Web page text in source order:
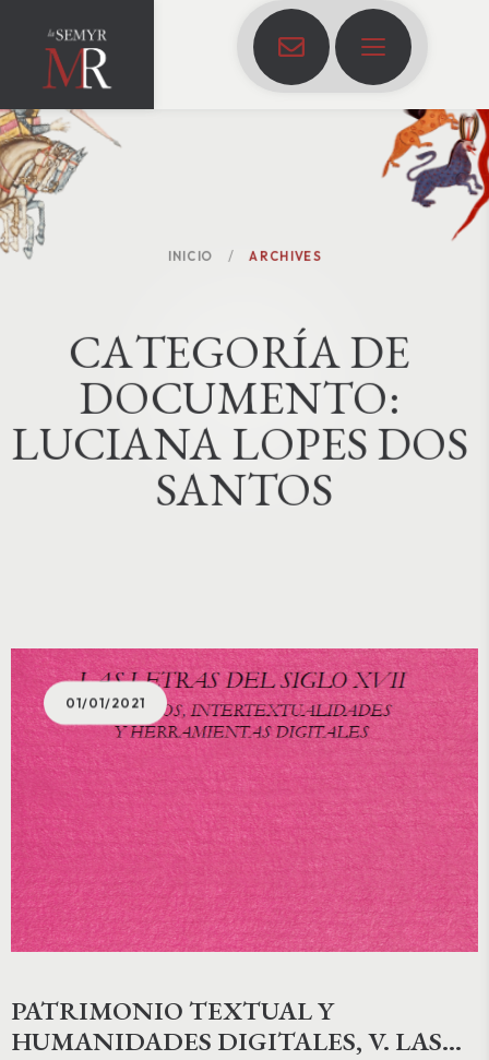
INICIO ARCHIVES
CATEGORÍADE
DOCUMENTO:
LUCIANA LOPES DOS
SANTOS
01/01/2021
PATRIMONIO TEXTUAL Y
HUMANIDADES DIGITALES, V. LAS